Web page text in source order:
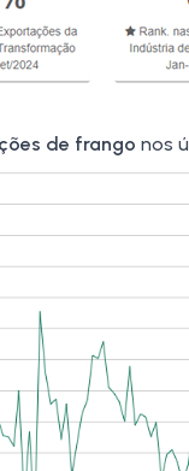
de frango nos